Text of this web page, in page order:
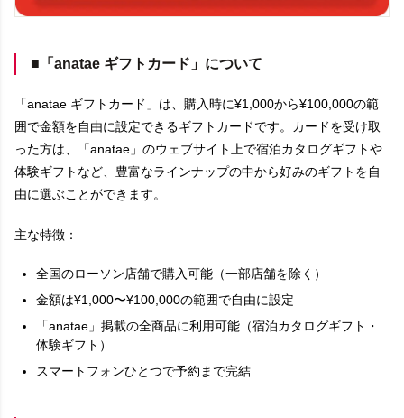
■「anatae ギフトカード」について
「anatae ギフトカード」は、購入時に¥1,000から¥100,000の範
囲で金額を自由に設定できるギフトカードです。カードを受け取
った方は、「anatae」のウェブサイト上で宿泊カタログギフトや
体験ギフトなど、豊富なラインナップの中から好みのギフトを自
由に選ぶことができます。
主な特徴：
全国のローソン店舗で購入可能（一部店舗を除く）
金額は¥1,000〜¥100,000の範囲で自由に設定
「anatae」掲載の全商品に利用可能（宿泊カタログギフト・
体験ギフト）
スマートフォンひとつで予約まで完結